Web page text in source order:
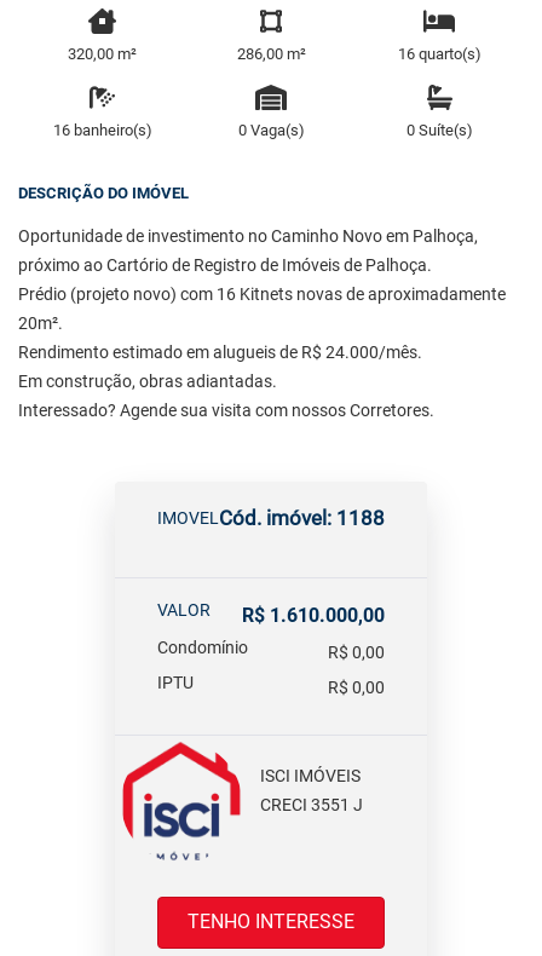
320,00 m² 286,00 m² 16 quarto(s)
16 banheiro(s) 0 Vaga(s) 0 Suíte(s)
DESCRIÇÃO DO IMÓVEL
Oportunidade de investimento no Caminho Novo em Palhoça,
próximo ao Cartório de Registro de Imóveis de Palhoça.
Prédio (projeto novo) com 16 Kitnets novas de aproximadamente
20m².
Rendimento estimado em alugueis de R$ 24.000/mês.
Em construção, obras adiantadas.
Interessado? Agende sua visita com nossos Corretores.
IMOVELCód. imóvel: 1188
VALOR R$ 1.610.000,00
Condomínio
R$ 0,00
IPTU
R$ 0,00
ISCI IMÓVEIS
CRECI 3551 J
TENHO INTERESSE